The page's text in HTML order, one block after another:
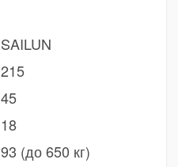
SAILUN
215
45
18
93 (до 650 кг)